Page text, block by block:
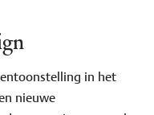
in het
nieuwe